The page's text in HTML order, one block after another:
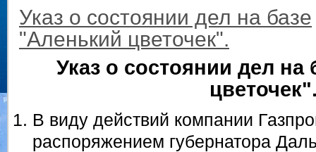
Указ о состоянии дел на базе
"Аленький цветочек".
Указ о состоянии дел на
В виду действий компании
распоряжением губернатора